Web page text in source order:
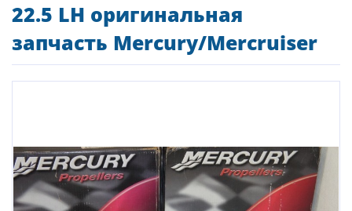
22.5 LH оригинальная
запчасть Mercury/Mercruiser